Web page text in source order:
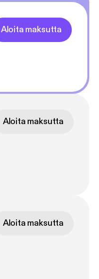
Aloita maksutta
Aloita maksutta
Aloita maksutta